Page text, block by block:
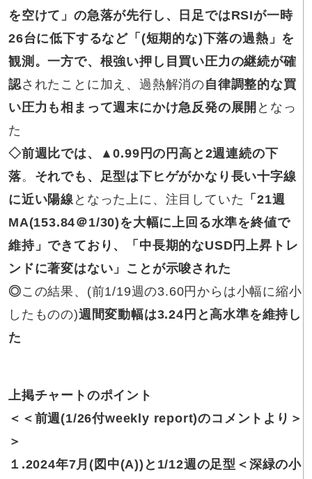
を空けて」の急落が先行し、日足ではRSIが一時
26台に低下するなど「(短期的な)下落の過熱」を
観測。一方で、根強い押し目買い圧力の継続が確
認されたことに加え、過熱解消の自律調整的な買
い圧力も相まって週末にかけ急反発の展開 となっ
た
◇前週比では 、▲0.99円の円高と2週連続の下
落。 それでも、足型は下ヒゲがかなり長い十字線
に近い陽線 となった上に、注目していた 「21週
MA(153.84＠1/30)を大幅に上回る水準を終値で
維持」できており、「中長期的なUSD円上昇トレ
ンドに著変はない」ことが示唆された
◎この結果、(前1/19週の3.60円からは小幅に縮小
したものの)週間変動幅は3.24円と高水準を維持し
た
上掲チャートのポイント
＜＜前週(1/26付weekly report)のコメントより＞
＞
１.2024年7月 (図中(A))と1/12週の足型＜深緑の小